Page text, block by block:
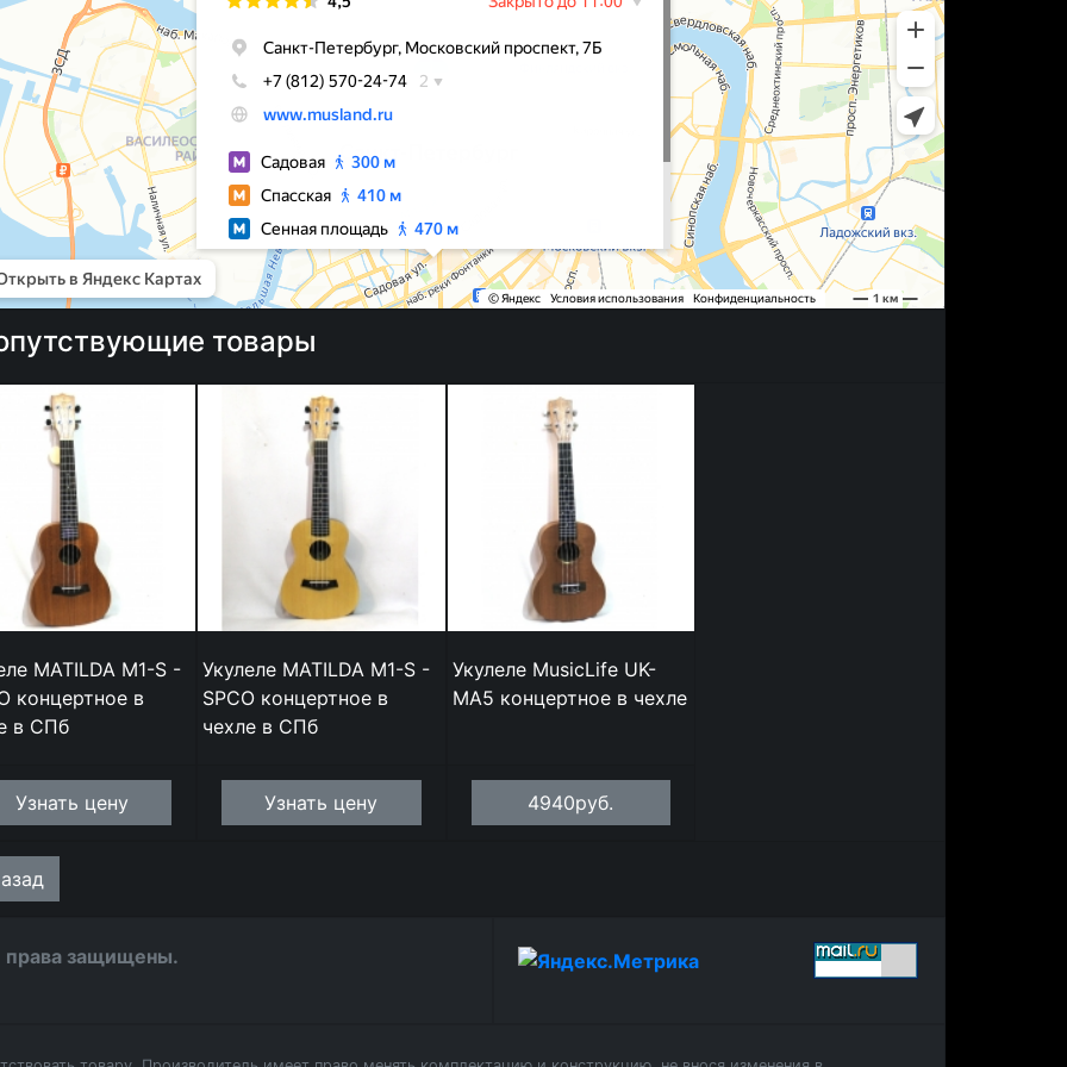
товары
MATILDA M1-S -
концертное в
в СПб
Узнать цену
Укулеле MATILDA M1-S -
SPCO концертное в
чехле в СПб
Узнать цену
Укулеле MusicLife UK-
MA5 концертное в чехле
4940руб.
права защищены.